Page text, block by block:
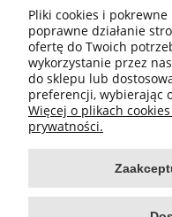
Informacje
Moje konto
Płatności i dostawa
Pliki cookies i
poprawne działanie
ofertę do Twoich
wykorzystanie przez
do sklepu lub
preferencji, wybierając
Więcej o plikach
prywatności.